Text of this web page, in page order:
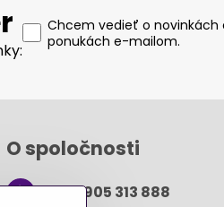
Chcem vedieť o novinkách
ponukách e-mailom.
O spoločnosti
+421 905 313 888